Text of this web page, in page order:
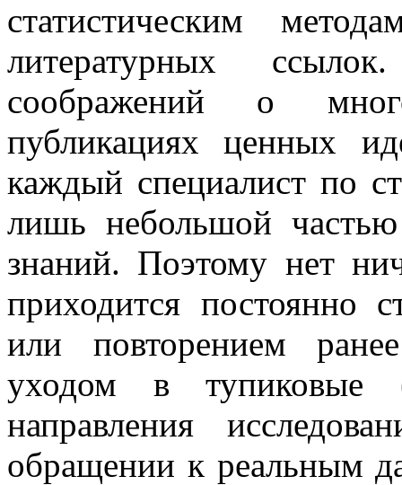
статистическим
литературных
соображений о
публикациях ценных
каждый специалист по
лишь небольшой
знаний. Поэтому нет
приходится постоянно
или повторением
уходом в тупиковые
направления
обращении к реальным